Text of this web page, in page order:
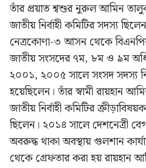
তাঁর প্রয়াত শ্বশুর নুরুল আমিন
জাতীয় নির্বাহী কমিটির সদস্য
নেত্রকোণা-৩ আসন থেকে বিএনপির
জাতীয় সংসদের ৭ম, ৮ম ও ৯ম
২০০১, ২০০৫ সালে সংসদ সদস্য
হয়েছিলেন। তাঁর স্বামী রায়হান
জাতীয় নির্বাহী কমিটির
ছিলেন। ২০১৪ সালে দেশনেত্রী
অবরুদ্ধ থাকা অবস্থায় গুলশান
থেকে গ্রেফতার করা হয় রায়হান